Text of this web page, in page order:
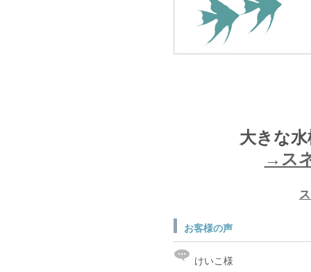
大きな
→ス
お客様の声
けいこ様